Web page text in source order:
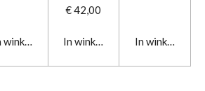
winkelwagen
€ 42,00
In winkelwagen In